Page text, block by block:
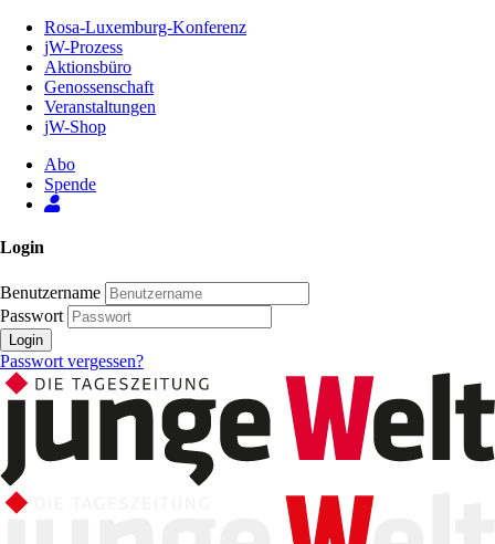
Inhalt
Seite
Rosa-Luxemburg-Konferenz
jW-Prozess
Aktionsbüro
Genossenschaft
Veranstaltungen
jW-Shop
Abo
Spende
Login
Benutzername
Passwort
Login
Passwort vergessen?